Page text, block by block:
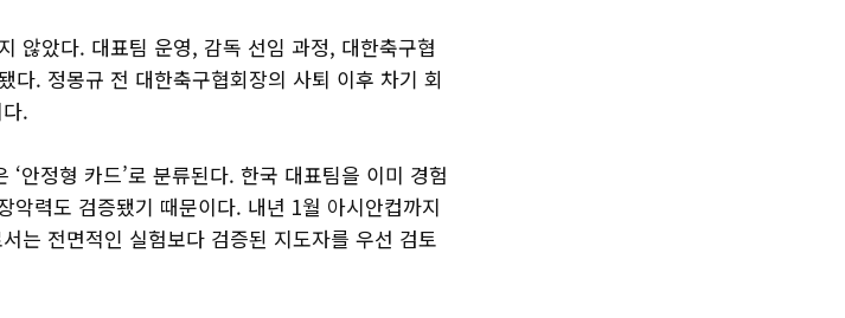
않았다. 대표팀 운영, 감독 선임 과정, 대한축구협
다. 정몽규 전 대한축구협회장의 사퇴 이후 차기 회
.
안정형 카드’로 분류된다. 한국 대표팀을 이미 경험
력도 검증됐기 때문이다. 내년 1월 아시안컵까지
는 전면적인 실험보다 검증된 지도자를 우선 검토